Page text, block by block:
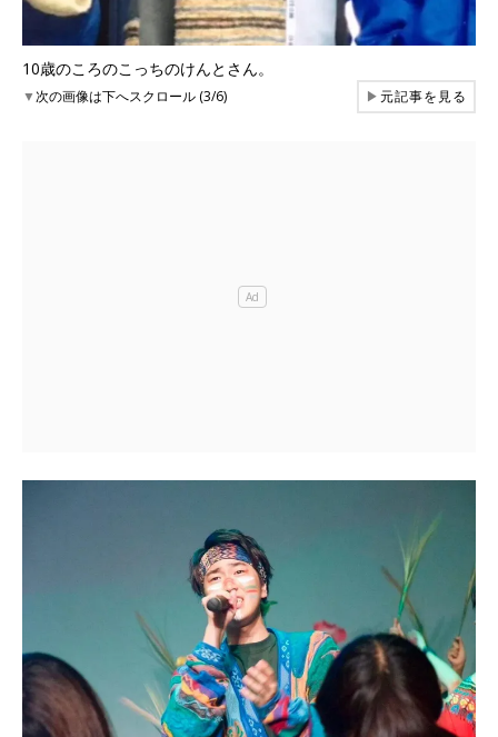
10歳のころのこっちのけんとさん。
▼次の画像は下へスクロール (3/6) ▶元記事を見る